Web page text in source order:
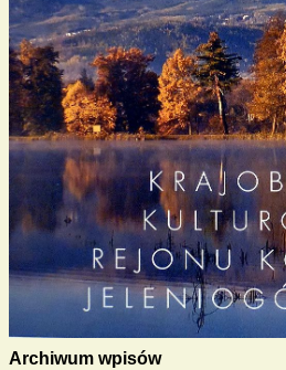
Archiwum wpisów